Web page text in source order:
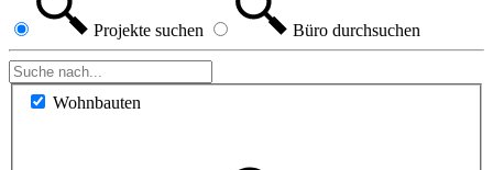
Projekte suchen Büro durchsuchen
Wohnbauten